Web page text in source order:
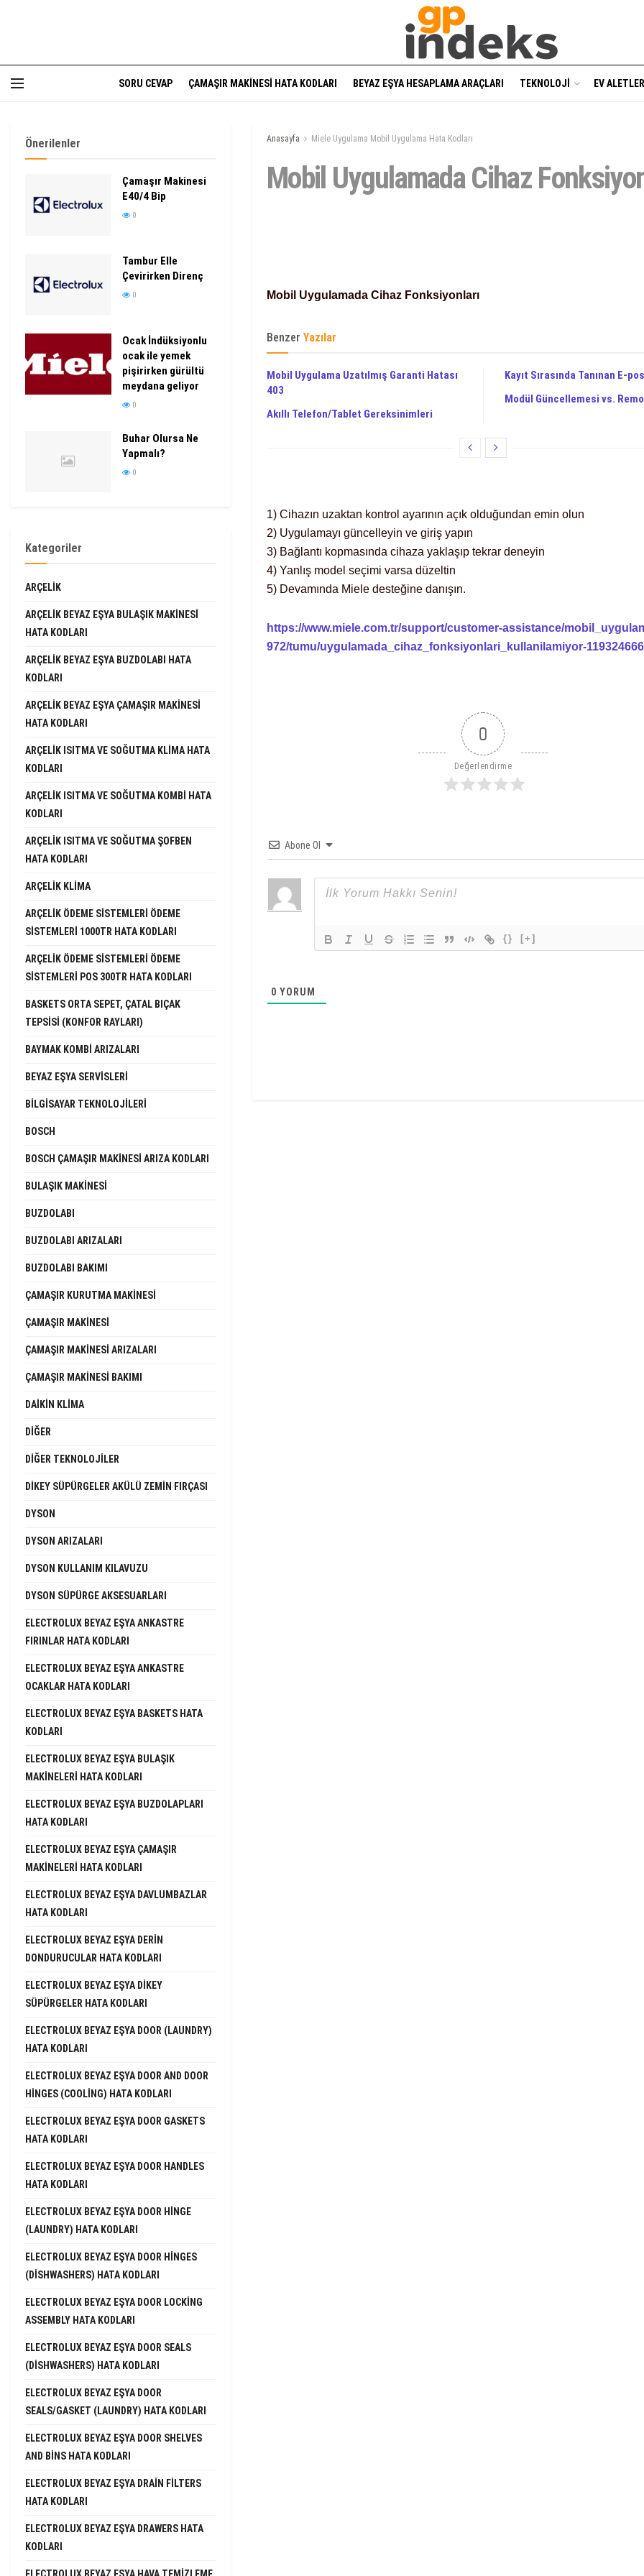
SORU CEVAP ÇAMAŞIR MAKINESI HATA KODLARI BEYAZ EŞYA HESAPLAMA ARAÇLARI TEKNOLOJI EV
Anasayfa Miele Uygulama Mobil Uygulama Hata Kodları
Mobil Uygulamada Cihaz
Mobil Uygulamada Cihaz Fonksiyonları
Benzer Yazılar
Mobil Uygulama Uzatılmış Garanti Hatası
403
Akıllı Telefon/Tablet Gereksinimleri
Kayıt Sırasında Tanınan E-
Modül Güncellemesi vs.
1) Cihazın uzaktan kontrol ayarının açık olduğundan emin olun
2) Uygulamayı güncelleyin ve giriş yapın
3) Bağlantı kopmasında cihaza yaklaşıp tekrar deneyin
4) Yanlış model seçimi varsa düzeltin
5) Devamında Miele desteğine danışın.
https://www.miele.com.tr/support/customer-assistance/
972/tumu/uygulamada_cihaz_fonksiyonlari_kullanilamiyor-
0
Değerlendirme
Abone Ol
{} [+]
0 YORUM
Önerilenler
Çamaşır Makinesi
E40/4 Bip
0
Tambur Elle
Çevirirken Direnç
0
Ocak İndüksiyonlu
ocak ile yemek
pişirirken gürültü
meydana geliyor
0
Buhar Olursa Ne
Yapmalı?
0
Kategoriler
ARÇELIK
ARÇELIK BEYAZ EŞYA BULAŞIK MAKINESI
HATA KODLARI
ARÇELIK BEYAZ EŞYA BUZDOLABI HATA
KODLARI
ARÇELIK BEYAZ EŞYA ÇAMAŞIR MAKINESI
HATA KODLARI
ARÇELIK ISITMA VE SOĞUTMA KLIMA HATA
KODLARI
ARÇELIK ISITMA VE SOĞUTMA KOMBI HATA
KODLARI
ARÇELIK ISITMA VE SOĞUTMA ŞOFBEN
HATA KODLARI
ARÇELIK KLIMA
ARÇELIK ÖDEME SISTEMLERI ÖDEME
SISTEMLERI 1000TR HATA KODLARI
ARÇELIK ÖDEME SISTEMLERI ÖDEME
SISTEMLERI POS 300TR HATA KODLARI
BASKETS ORTA SEPET, ÇATAL BIÇAK
TEPSISI (KONFOR RAYLARI)
BAYMAK KOMBI ARIZALARI
BEYAZ EŞYA SERVISLERI
BILGISAYAR TEKNOLOJILERI
BOSCH
BOSCH ÇAMAŞIR MAKINESI ARIZA KODLARI
BULAŞIK MAKINESI
BUZDOLABI
BUZDOLABI ARIZALARI
BUZDOLABI BAKIMI
ÇAMAŞIR KURUTMA MAKINESI
ÇAMAŞIR MAKINESI
ÇAMAŞIR MAKINESI ARIZALARI
ÇAMAŞIR MAKINESI BAKIMI
DAIKIN KLIMA
DIĞER
DIĞER TEKNOLOJILER
DIKEY SÜPÜRGELER AKÜLÜ ZEMIN FIRÇASI
DYSON
DYSON ARIZALARI
DYSON KULLANIM KILAVUZU
DYSON SÜPÜRGE AKSESUARLARI
ELECTROLUX BEYAZ EŞYA ANKASTRE
FIRINLAR HATA KODLARI
ELECTROLUX BEYAZ EŞYA ANKASTRE
OCAKLAR HATA KODLARI
ELECTROLUX BEYAZ EŞYA BASKETS HATA
KODLARI
ELECTROLUX BEYAZ EŞYA BULAŞIK
MAKINELERI HATA KODLARI
ELECTROLUX BEYAZ EŞYA BUZDOLAPLARI
HATA KODLARI
ELECTROLUX BEYAZ EŞYA ÇAMAŞIR
MAKINELERI HATA KODLARI
ELECTROLUX BEYAZ EŞYA DAVLUMBAZLAR
HATA KODLARI
ELECTROLUX BEYAZ EŞYA DERIN
DONDURUCULAR HATA KODLARI
ELECTROLUX BEYAZ EŞYA DIKEY
SÜPÜRGELER HATA KODLARI
ELECTROLUX BEYAZ EŞYA DOOR (LAUNDRY)
HATA KODLARI
ELECTROLUX BEYAZ EŞYA DOOR AND DOOR
HINGES (COOLING) HATA KODLARI
ELECTROLUX BEYAZ EŞYA DOOR GASKETS
HATA KODLARI
ELECTROLUX BEYAZ EŞYA DOOR HANDLES
HATA KODLARI
ELECTROLUX BEYAZ EŞYA DOOR HINGE
(LAUNDRY) HATA KODLARI
ELECTROLUX BEYAZ EŞYA DOOR HINGES
(DISHWASHERS) HATA KODLARI
ELECTROLUX BEYAZ EŞYA DOOR LOCKING
ASSEMBLY HATA KODLARI
ELECTROLUX BEYAZ EŞYA DOOR SEALS
(DISHWASHERS) HATA KODLARI
ELECTROLUX BEYAZ EŞYA DOOR
SEALS/GASKET (LAUNDRY) HATA KODLARI
ELECTROLUX BEYAZ EŞYA DOOR SHELVES
AND BINS HATA KODLARI
ELECTROLUX BEYAZ EŞYA DRAIN FILTERS
HATA KODLARI
ELECTROLUX BEYAZ EŞYA DRAWERS HATA
KODLARI